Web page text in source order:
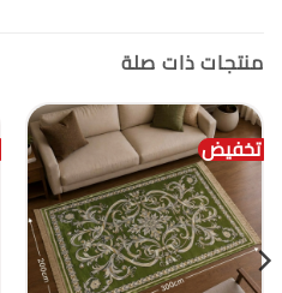
منتجات ذات صلة
تخفيض